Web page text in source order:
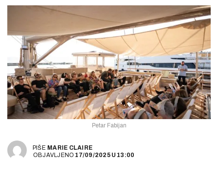
Petar Fabijan
PIŠE MARIE CLAIRE
OBJAVLJENO 17/09/2025 U 13:00